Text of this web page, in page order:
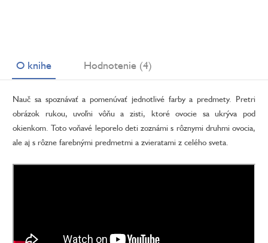
O knihe Hodnotenie (4)
Nauč sa spoznávať a pomenúvať jednotlivé farby a predmety. Pretri
obrázok rukou, uvoľni vôňu a zisti, ktoré ovocie sa ukrýva pod
okienkom. Toto voňavé leporelo deti zoznámi s rôznymi druhmi ovocia,
ale aj s rôzne farebnými predmetmi a zvieratami z celého sveta.